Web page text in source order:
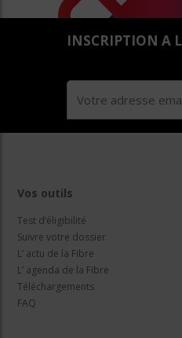
INSCRIPTION A
Vos outils
Test d’éligibilité
Suivre votre dossier
L’ actu de la Fibre
L’ agenda de la Fibre
Téléchargements
FAQ